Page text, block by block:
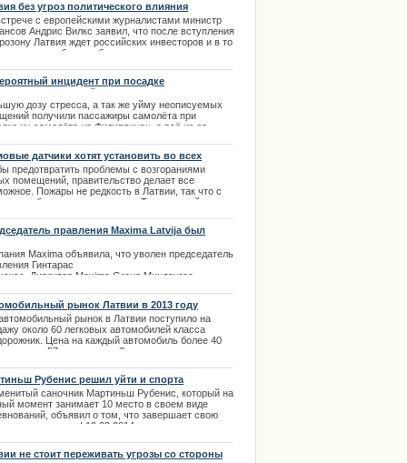
делам. | 29.01.2014
без угроз политического влияния
с европейскими журналистами министр
Андрис Вилкс заявил, что после вступления
Латвия ждет российских инвесторов и в то
хотела бы освободиться от всяческих угроз
инцидент при посадке
самолёта
дозу стресса, а так же уйму неописуемых
получили пассажиры самолёта при
их самолёта на Филиппинах, а всё из-за
девушку на взлетно-посадочной полосе
датчики хотят установить во всех
домах
предотвратить проблемы с возгораниями
помещений, правительство делает все
Пожары не редкость в Латвии, так что с
нужно бороться радикально. Так что пройдет
правления Maxima Latvija был
Maxima объявила, что уволен председатель
Гинтарас
Директор Maxima Group Миндаугас
решение акционеров группы было вызвано
тяжелому
в жизни Латвии высказыванием
правления Maxima
Гинтараса Ясинскаса.
рынок Латвии в 2013 году
рынок в Латвии поступило на
около 60 легковых автомобилей класса
Цена на каждый автомобиль более 40
или 57 тысяч евро. За последнее время на
по цене 111 000 латов, что составляет 159
евро. Это внедорожник Mercedes-Benz G55
| 10.01.2014
Рубенис решил уйти и спорта
саночник Мартиньш Рубенис, который на
момент занимает 10 место в своем виде
объявил о том, что завершает свою
карьеру. | 10.02.2014
не стоит переживать угрозы со стороны